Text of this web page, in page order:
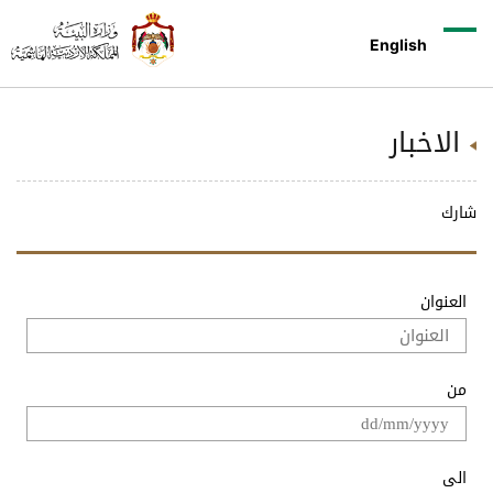
English
الاخبار
شارك
العنوان
من
الى